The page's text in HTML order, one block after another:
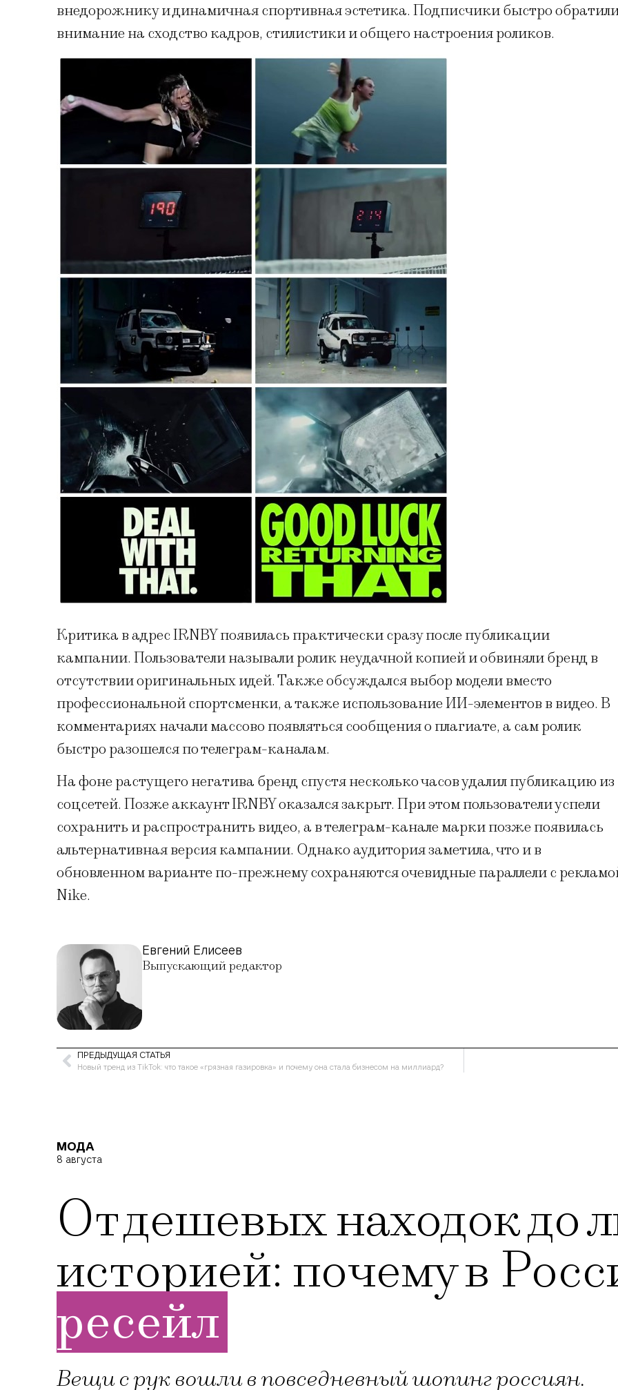
внедорожнику и динамичная спортивная эстетика. Подписчики быстро
внимание на сходство кадров, стилистики и общего настроения роликов.
Критика в адрес IRNBY появилась практически сразу после публикации
кампании. Пользователи называли ролик неудачной копией и обвиняли бренд в
отсутствии оригинальных идей. Также обсуждался выбор модели вместо
профессиональной спортсменки, а также использование ИИ-элементов в видео. В
комментариях начали массово появляться сообщения о плагиате, а сам ролик
быстро разошелся по телеграм-каналам.
На фоне растущего негатива бренд спустя несколько часов удалил публикацию из
соцсетей. Позже аккаунт IRNBY оказался закрыт. При этом пользователи успели
сохранить и распространить видео, а в телеграм-канале марки позже появилась
альтернативная версия кампании. Однако аудитория заметила, что и в
обновленном варианте по-прежнему сохраняются очевидные параллели с
Nike.
Евгений Елисеев
Выпускающий редактор
ПРЕДЫДУЩАЯ СТАТЬЯ
Новый тренд из TikTok: что такое «грязная газировка» и почему она стала бизнесом на миллиард?
МОДА
8 августа
От дешевых находок до
историей: почему в
ресейл
Вещи с рук вошли в повседневный шопинг россиян.